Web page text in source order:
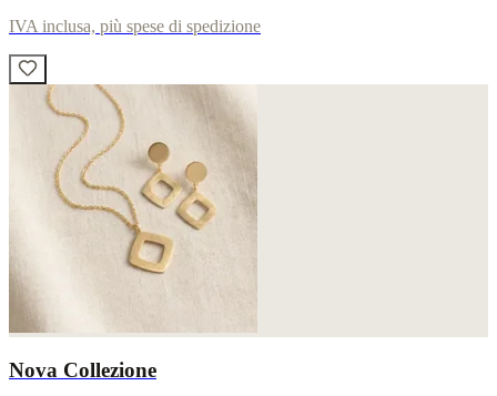
IVA inclusa, più spese di spedizione
Nova Collezione